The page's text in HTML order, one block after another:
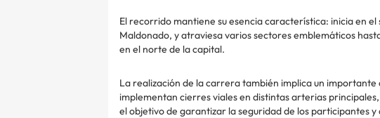
El recorrido mantiene su esencia característica: inicia en
Maldonado, y atraviesa varios sectores emblemáticos
en el norte de la capital.
La realización de la carrera también implica un
implementan cierres viales en distintas arterias
el objetivo de garantizar la seguridad de los participantes y